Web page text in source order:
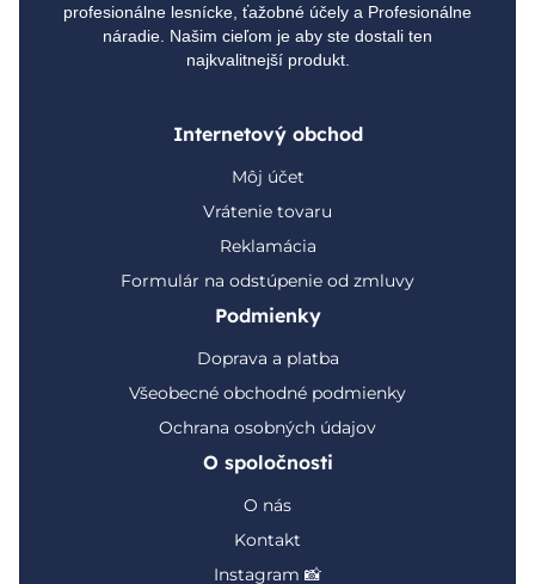
profesionálne lesnícke, ťažobné účely a Profesionálne
náradie. Našim cieľom je aby ste dostali ten
najkvalitnejší produkt.
Internetový obchod
Môj účet
Vrátenie tovaru
Reklamácia
Formulár na odstúpenie od zmluvy
Podmienky
Doprava a platba
Všeobecné obchodné podmienky
Ochrana osobných údajov
O spoločnosti
O nás
Kontakt
Instagram 📸